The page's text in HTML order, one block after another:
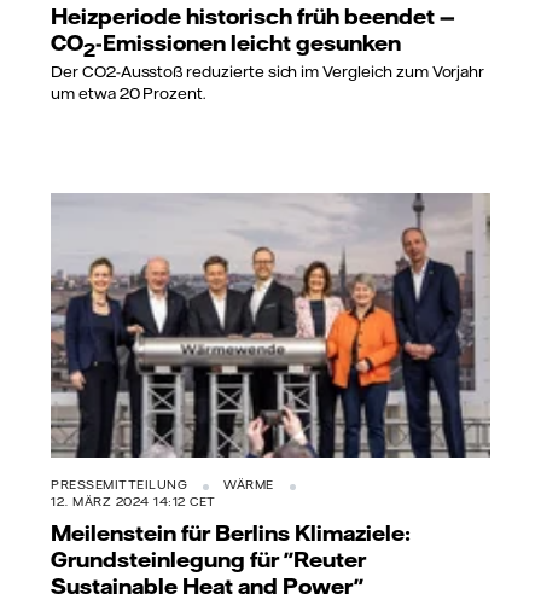
Heizperiode historisch früh beendet —
CO2-Emissionen leicht gesunken
Der CO2-Ausstoß reduzierte sich im Vergleich zum Vorjahr
um etwa 20 Prozent.
PRESSEMITTEILUNG
WÄRME
12. MÄRZ 2024 14:12 CET
Meilenstein für Berlins Klimaziele:
Grundsteinlegung für "Reuter
Sustainable Heat and Power"